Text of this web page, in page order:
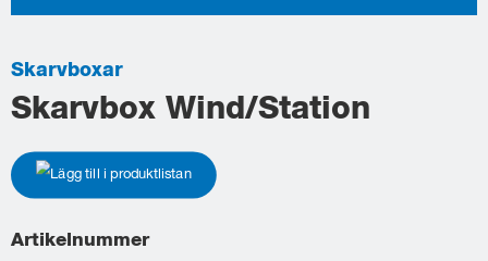
Skarvboxar
Skarvbox Wind/Station
Lägg till i produktlistan
Artikelnummer